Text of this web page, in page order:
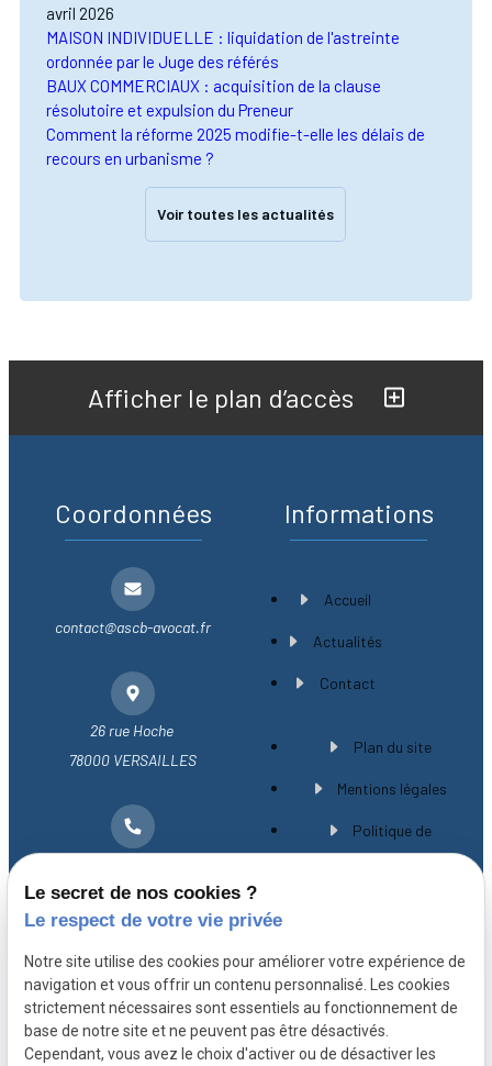
avril 2026
MAISON INDIVIDUELLE : liquidation de l'astreinte
ordonnée par le Juge des référés
BAUX COMMERCIAUX : acquisition de la clause
résolutoire et expulsion du Preneur
Comment la réforme 2025 modifie-t-elle les délais de
recours en urbanisme ?
Voir toutes les actualités
Afficher le plan d’accès
Coordonnées
contact@ascb-avocat.fr
26 rue Hoche
78000 VERSAILLES
01 30 21 28 54
Informations
Accueil
Actualités
Contact
Plan du site
Mentions légales
Politique de
A propos
Avocat spécialiste en droit immobilier à
Versailles, Maître CHEVILLARD-BUISSON vous
Le secret de nos cookies ?
Le respect de votre vie privée
Notre site utilise des cookies pour améliorer votre expérience de
navigation et vous offrir un contenu personnalisé. Les cookies
strictement nécessaires sont essentiels au fonctionnement de
base de notre site et ne peuvent pas être désactivés.
Cependant, vous avez le choix d'activer ou de désactiver les